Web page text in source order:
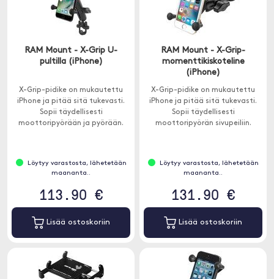
RAM Mount - X-Grip U-
pultilla (iPhone)
X-Grip-pidike on mukautettu
iPhone ja pitää sitä tukevasti.
Sopii täydellisesti
moottoripyörään ja pyörään.
Löytyy varastosta, lähetetään
maananta..
113.90 €
Lisää ostoskoriin
RAM Mount - X-Grip-
momenttikiskoteline
(iPhone)
X-Grip-pidike on mukautettu
iPhone ja pitää sitä tukevasti.
Sopii täydellisesti
moottoripyörän sivupeiliin.
Löytyy varastosta, lähetetään
maananta..
131.90 €
Lisää ostoskoriin